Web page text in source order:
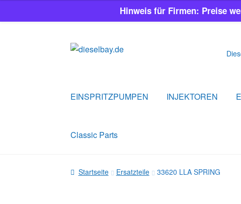
Zur
Zum
EINSPRITZPUMPEN INJEKTOREN
Classic Parts
Startseite Ersatzteile 33620 LLA SPRING
Hinweis für Firmen: Preise